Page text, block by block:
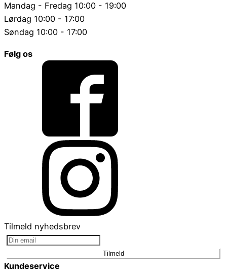
Mandag - Fredag 10:00 - 19:00
Lørdag 10:00 - 17:00
Søndag 10:00 - 17:00
Følg os
Tilmeld nyhedsbrev
Tilmeld
Kundeservice